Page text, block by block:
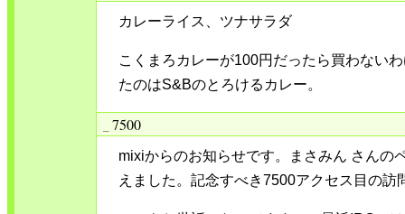
カレーライス、ツナサラダ
こくまろカレーが100円だったら買わない
たのはS&Bのとろけるカレー。
7500
mixiからのお知らせです。まさみん さんの
えました。記念すべき7500アクセス目の訪